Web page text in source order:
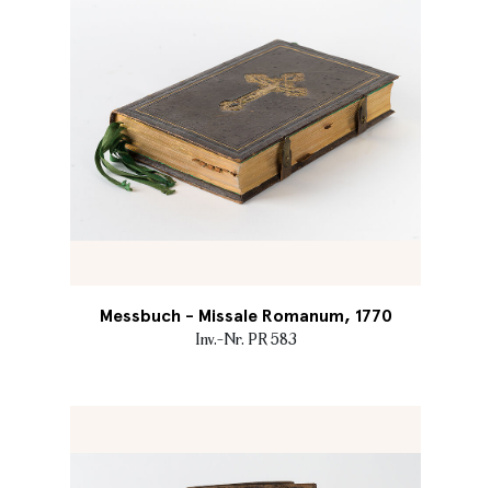
Messbuch - Missale Romanum, 1770
Inv.-Nr. PR 583